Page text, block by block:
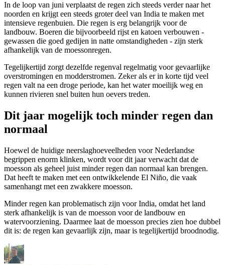
In de loop van juni verplaatst de regen zich steeds verder naar het
noorden en krijgt een steeds groter deel van India te maken met
intensieve regenbuien. Die regen is erg belangrijk voor de
landbouw. Boeren die bijvoorbeeld rijst en katoen verbouwen -
gewassen die goed gedijen in natte omstandigheden - zijn sterk
afhankelijk van de moessonregen.
Tegelijkertijd zorgt dezelfde regenval regelmatig voor gevaarlijke
overstromingen en modderstromen. Zeker als er in korte tijd veel
regen valt na een droge periode, kan het water moeilijk weg en
kunnen rivieren snel buiten hun oevers treden.
Dit jaar mogelijk toch minder regen dan
normaal
Hoewel de huidige neerslaghoeveelheden voor Nederlandse
begrippen enorm klinken, wordt voor dit jaar verwacht dat de
moesson als geheel juist minder regen dan normaal kan brengen.
Dat heeft te maken met een ontwikkelende El Niño, die vaak
samenhangt met een zwakkere moesson.
Minder regen kan problematisch zijn voor India, omdat het land
sterk afhankelijk is van de moesson voor de landbouw en
watervoorziening. Daarmee laat de moesson precies zien hoe dubbel
dit is: de regen kan gevaarlijk zijn, maar is tegelijkertijd broodnodig.